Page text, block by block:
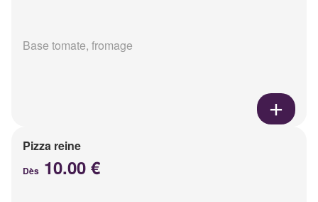
Base tomate, fromage
Pizza reine
Dès 10.00 €